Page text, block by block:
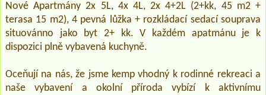
Nové Apartmány 2x 5L, 4x 4L, 2x 4+2L (2+kk, 45 m2 +
terasa 15 m2), 4 pevná lůžka + rozkládací sedací souprava
situovánno jako byt 2+ kk. V každém apatmánu je k
dispozici plně vybavená kuchyně.
Oceňují na nás, že jsme kemp vhodný k rodinné rekreaci a
naše vybavení a okolní příroda vybízí k aktivnímu